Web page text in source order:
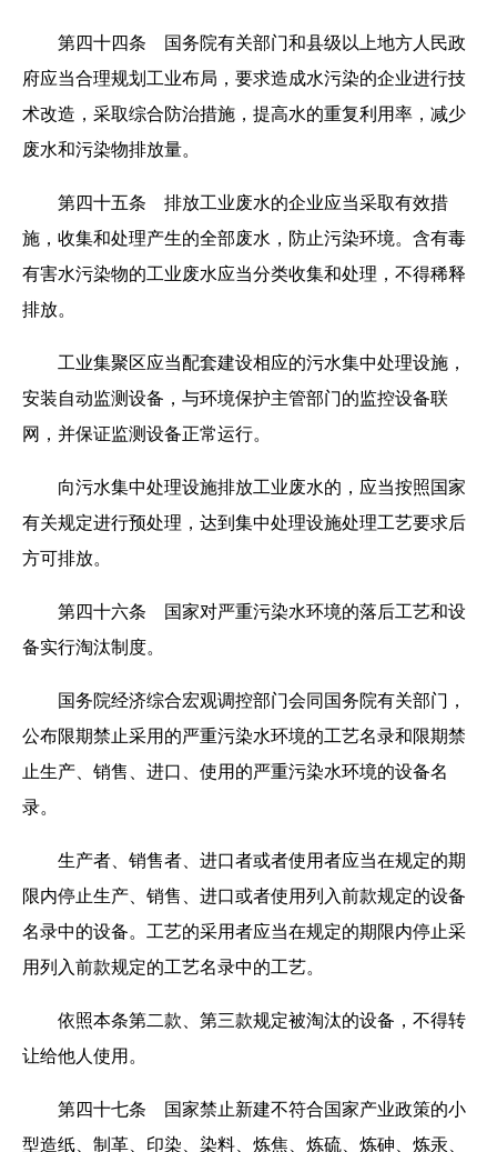
第四十四条 国务院有关部门和县级以上地方人民政
府应当合理规划工业布局，要求造成水污染的企业进行技
术改造，采取综合防治措施，提高水的重复利用率，减少
废水和污染物排放量。
第四十五条 排放工业废水的企业应当采取有效措
施，收集和处理产生的全部废水，防止污染环境。含有毒
有害水污染物的工业废水应当分类收集和处理，不得稀释
排放。
工业集聚区应当配套建设相应的污水集中处理设施，
安装自动监测设备，与环境保护主管部门的监控设备联
网，并保证监测设备正常运行。
向污水集中处理设施排放工业废水的，应当按照国家
有关规定进行预处理，达到集中处理设施处理工艺要求后
方可排放。
第四十六条 国家对严重污染水环境的落后工艺和设
备实行淘汰制度。
国务院经济综合宏观调控部门会同国务院有关部门，
公布限期禁止采用的严重污染水环境的工艺名录和限期禁
止生产、销售、进口、使用的严重污染水环境的设备名
录。
生产者、销售者、进口者或者使用者应当在规定的期
限内停止生产、销售、进口或者使用列入前款规定的设备
名录中的设备。工艺的采用者应当在规定的期限内停止采
用列入前款规定的工艺名录中的工艺。
依照本条第二款、第三款规定被淘汰的设备，不得转
让给他人使用。
第四十七条 国家禁止新建不符合国家产业政策的小
型造纸、制革、印染、染料、炼焦、炼硫、炼砷、炼汞、